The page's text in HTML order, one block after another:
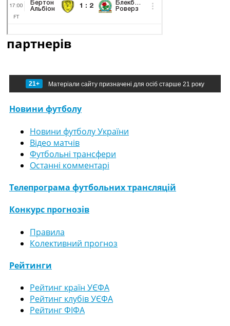
партнерів
21+ Матеріали сайту призначені для осіб старше 21 року
Новини футболу
Новини футболу України
Відео матчів
Футбольні трансфери
Останні комментарі
Телепрограма футбольних трансляцій
Конкурс прогнозів
Правила
Колективний прогноз
Рейтинги
Рейтинг країн УЄФА
Рейтинг клубів УЄФА
Рейтинг ФІФА